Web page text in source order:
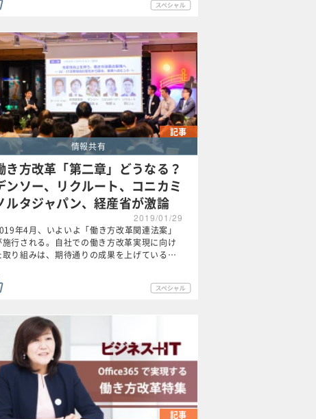
記事
情報共有
き方改革「第二章」どうなる？
ンソー、リクルート、コニカミ
ルタジャパン、経産省が激論
2019/01/29
年4月、いよいよ「働き方改革関連法案」
施行される。自社での働き方改革実現に向け
取り組みは、期待通りの成果を上げている…
記事